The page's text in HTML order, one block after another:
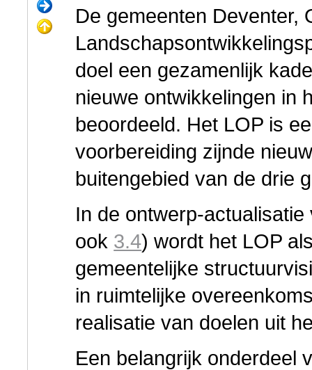
De gemeenten Deventer,
doel een gezamenlijk
nieuwe ontwikkelingen in
beoordeeld. Het LOP is
voorbereiding zijnde
buitengebied van de drie
In de ontwerp-
ook 3.4) wordt het LOP
gemeentelijke
in ruimtelijke
realisatie van doelen uit
Een belangrijk onderdeel